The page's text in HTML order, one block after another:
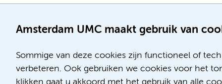
Amsterdam UMC maakt gebruik van
Sommige van deze cookies zijn functioneel of
verbeteren. Ook gebruiken we cookies voor het
klikken gaat u akkoord met het gebruik van alle